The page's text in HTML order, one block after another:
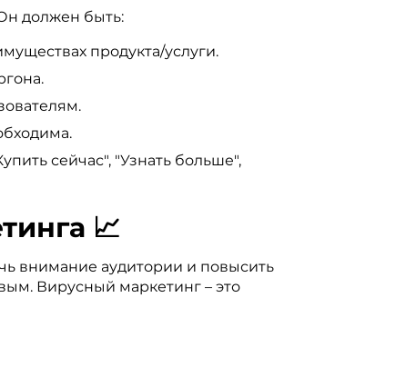
должен быть:
продукта/услуги.
сейчас", "Узнать больше",
📈
внимание аудитории и повысить
Вирусный маркетинг – это